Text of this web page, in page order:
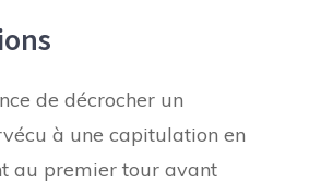
de décrocher un
à une capitulation en
au premier tour avant